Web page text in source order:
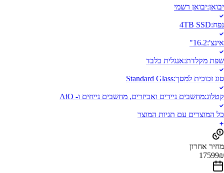
יבואן:יבואן רשמי
נפח:
4TB SSD
אינצ':
16.2"
שפת מקלדת:אנגלית בלבד
סוג זכוכית למסך:
Standard Glass
קטלוג:מחשבים ניידים ואביזרים, מחשבים נייחים ו- AiO
כל המוצרים עם תגיות המוצר
מחיר אחרון
17599₪